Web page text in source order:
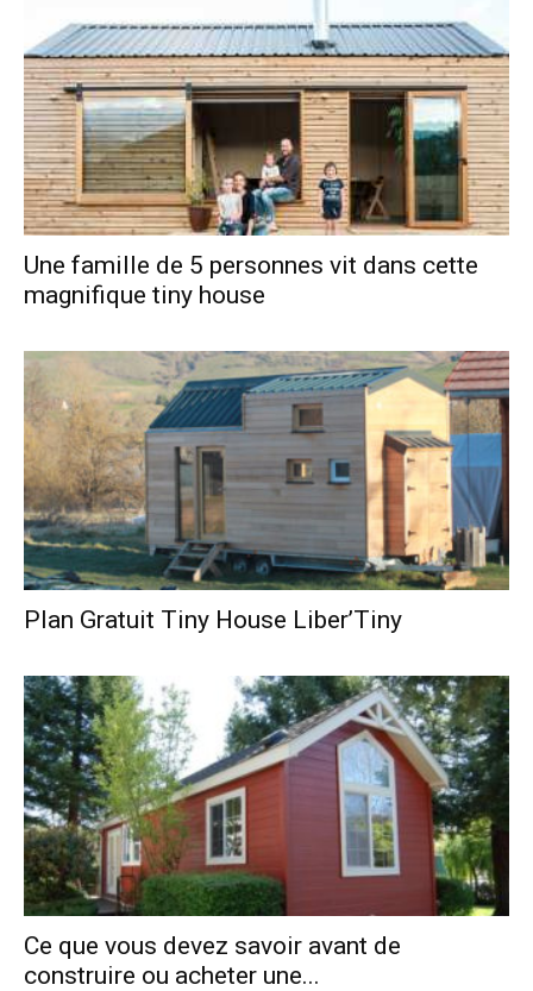
Une famille de 5 personnes vit dans cette
magnifique tiny house
Plan Gratuit Tiny House Liber’Tiny
Ce que vous devez savoir avant de
construire ou acheter une...